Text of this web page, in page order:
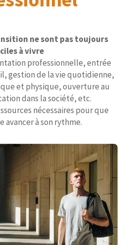
ne sont pas toujours
à vivre
professionnelle, entrée
gestion de la vie quotidienne,
et physique, ouverture au
dans la société, etc.
nécessaires pour que
avancer à son rythme.